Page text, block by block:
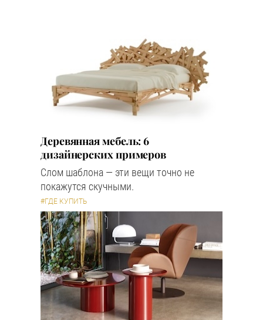
Деревянная мебель: 6
дизайнерских примеров
Слом шаблона — эти вещи точно не
покажутся скучными.
#ГДЕ КУПИТЬ